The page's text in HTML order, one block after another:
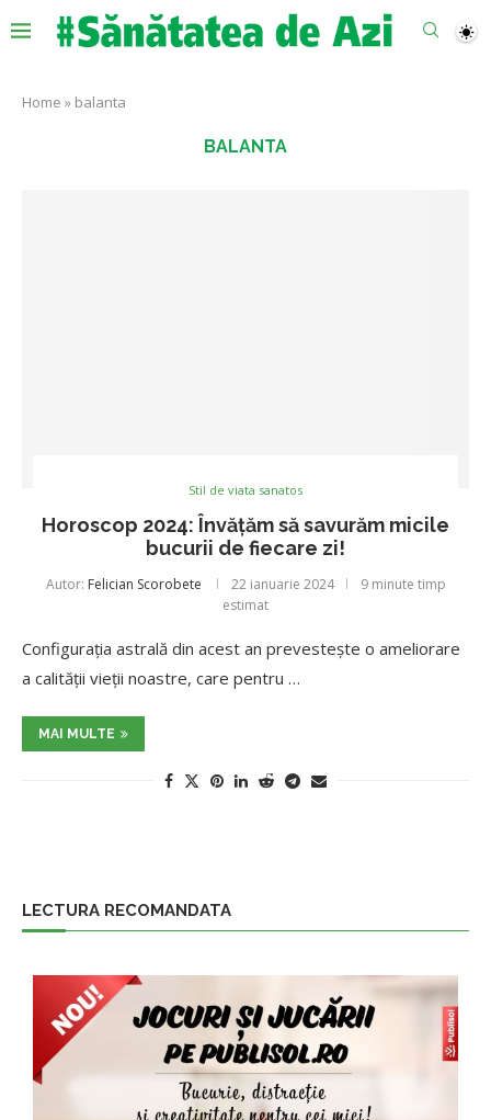
Home » balanta
BALANTA
Stil de viata sanatos
Horoscop 2024: Învățăm să savurăm micile
bucurii de fiecare zi!
Autor: Felician Scorobete 22 ianuarie 2024
9 minute timp
estimat
Configurația astrală din acest an prevestește o ameliorare
a calității vieții noastre, care pentru …
MAI MULTE
LECTURA RECOMANDATA